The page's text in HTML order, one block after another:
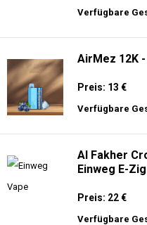
Verfügbare
AirMez 12K
Preis: 13 €
Verfügbare
Al Fakher
Einweg E-
Preis: 22 €
Verfügbare